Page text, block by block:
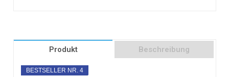
Produkt Beschreibung
BESTSELLER NR. 4